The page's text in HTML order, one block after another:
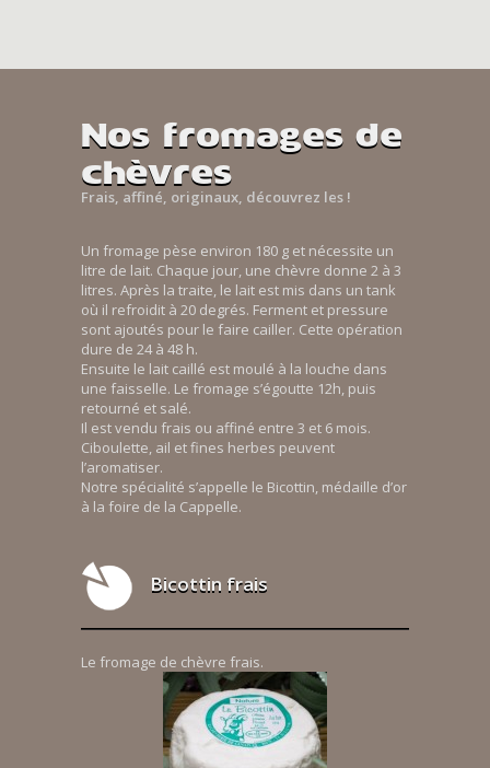
Nos fromages de
chèvres
Frais, affiné, originaux, découvrez les !
Un fromage pèse environ 180 g et nécessite un
litre de lait. Chaque jour, une chèvre donne 2 à 3
litres. Après la traite, le lait est mis dans un tank
où il refroidit à 20 degrés. Ferment et pressure
sont ajoutés pour le faire cailler. Cette opération
dure de 24 à 48 h.
Ensuite le lait caillé est moulé à la louche dans
une faisselle. Le fromage s’égoutte 12h, puis
retourné et salé.
Il est vendu frais ou affiné entre 3 et 6 mois.
Ciboulette, ail et fines herbes peuvent
l’aromatiser.
Notre spécialité s’appelle le Bicottin, médaille d’or
à la foire de la Cappelle.
Bicottin frais
Le fromage de chèvre frais.